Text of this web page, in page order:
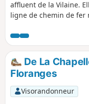
affluent de la Vilaine.
ligne de chemin de fer
bourgade à l'ombre
forteresse des
par des chemins et
campagne de Saint-
De La
Floranges
Visorandonneur